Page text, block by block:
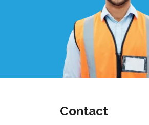
Contact